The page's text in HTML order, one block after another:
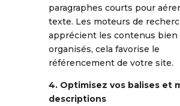
paragraphes courts pour
texte. Les moteurs de
apprécient les contenus bien
organisés, cela favorise le
référencement de votre site.
4. Optimisez vos balises et
descriptions